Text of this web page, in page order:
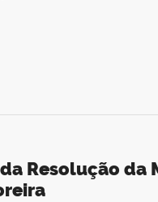
Resolução da